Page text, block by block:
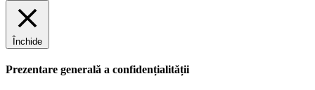
Închide
Prezentare generală a confidențialității